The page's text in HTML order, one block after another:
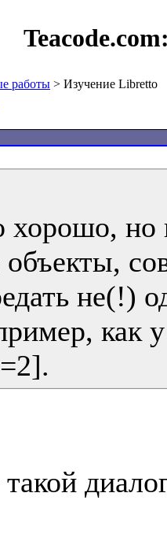
работы > Изучение Libretto
хорошо, но
объекты,
не(!)
как